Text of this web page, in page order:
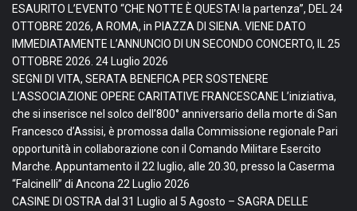
ESAURITO L’EVENTO “CHE NOTTE È QUESTA! la partenza”, DEL 24
OTTOBRE 2026, A ROMA, in PIAZZA DI SIENA. VIENE DATO
IMMEDIATAMENTE L’ANNUNCIO DI UN SECONDO CONCERTO, IL 25
OTTOBRE 2026. 24 Luglio 2026
SEGNI DI VITA, SERATA BENEFICA PER SOSTENERE
L’ASSOCIAZIONE OPERE CARITATIVE FRANCESCANE L’iniziativa,
che si inserisce nel solco dell’800° anniversario della morte di San
Francesco d’Assisi, è promossa dalla Commissione regionale Pari
opportunità in collaborazione con il Comando Militare Esercito
Marche. Appuntamento il 22 luglio, alle 20.30, presso la Caserma
“Falcinelli” di Ancona 22 Luglio 2026
CASINE DI OSTRA dal 31 Luglio al 5 Agosto – SAGRA DELLE